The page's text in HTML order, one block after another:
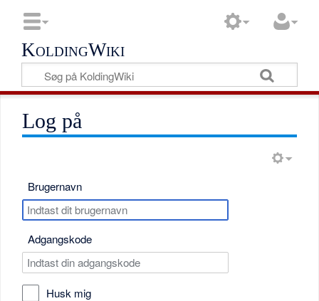
KoldingWiki
Log på
Brugernavn
Adgangskode
Husk mig